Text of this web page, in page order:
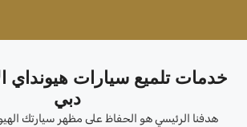
خدمات تلميع سيارات هيونداي
دبي
هدفنا الرئيسي هو الحفاظ على مظهر سيارتك